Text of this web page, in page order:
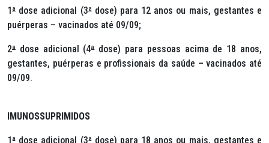
1ª dose adicional (3ªdose) para 12 anos ou mais, gestantes e
puérperas – vacinados até 09/09;
2ª dose adicional (4ªdose) para pessoas acima de 18 anos,
gestantes, puérperas e profissionais da saúde – vacinados até
09/09.
IMUNOSSUPRIMIDOS
1ª dose adicional (3ªdose) para 18 anos ou mais, gestantes e